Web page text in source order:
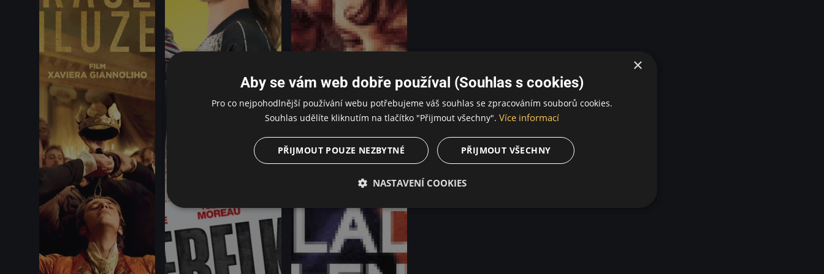
×
Aby se vám web dobře používal (Souhlas s cookies)
Pro co nejpohodlnější používání webu potřebujeme váš souhlas se zpracováním souborů cookies.
Souhlas udělíte kliknutím na tlačítko "Přijmout všechny". Více informací
PŘIJMOUT VŠECHNY
PŘIJMOUT POUZE NEZBYTNÉ
NASTAVENÍ COOKIES